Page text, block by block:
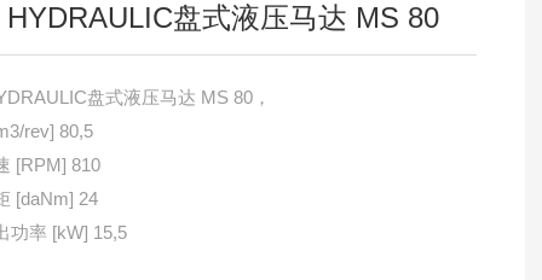
盘式液压马达 MS 80
盘式液压马达 MS 80，
排量 [cm3/rev] 80,5
最高转速 [RPM] 810
最高扭矩 [daNm] 24
最大输出功率 [kW] 15,5